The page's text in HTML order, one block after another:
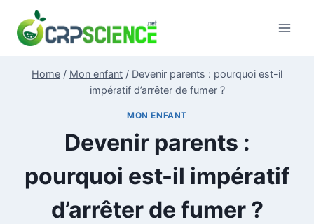
content
Home / Mon enfant / Devenir parents : pourquoi est-il
impératif d’arrêter de fumer ?
MON ENFANT
Devenir parents :
pourquoi est-il impératif
d’arrêter de fumer ?